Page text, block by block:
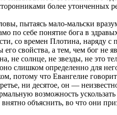
более утонченных
пытаясь мало-мальски
по себе понятие бога в
со времен Плотина, наряду с
его свойства, а тем, чем бог
не солнце, не звезды, не это
слишком определенно для
потому что Евангелие
ни десятое, он —
возможность
объяснить, во что они